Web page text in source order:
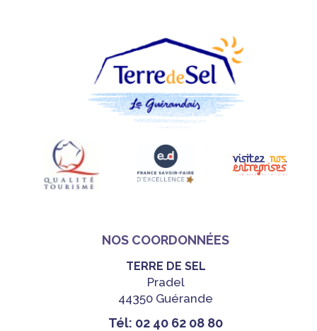
NOS COORDONNÉES
TERRE DE SEL
Pradel
44350 Guérande
Tél: 02 40 62 08 80